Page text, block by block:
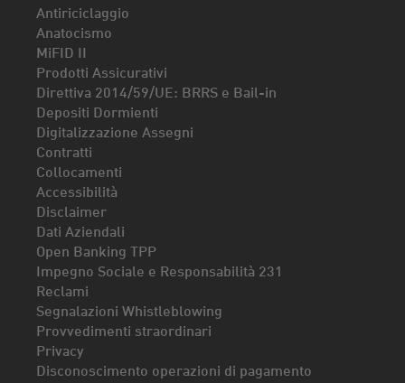
Antiriciclaggio
Anatocismo
MiFID II
Prodotti Assicurativi
Direttiva 2014/59/UE: BRRS e Bail-in
Depositi Dormienti
Digitalizzazione Assegni
Contratti
Collocamenti
Accessibilità
Disclaimer
Dati Aziendali
Open Banking TPP
Impegno Sociale e Responsabilità 231
Reclami
Segnalazioni Whistleblowing
Provvedimenti straordinari
Privacy
Disconoscimento operazioni di pagamento